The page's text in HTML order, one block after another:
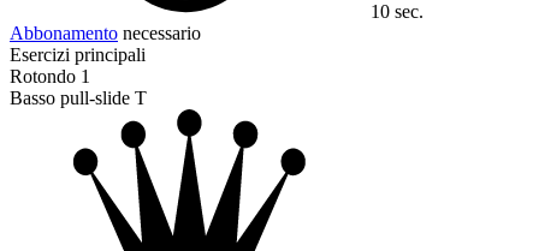
10 sec.
Abbonamento necessario
Esercizi principali
Rotondo 1
Basso pull-slide T